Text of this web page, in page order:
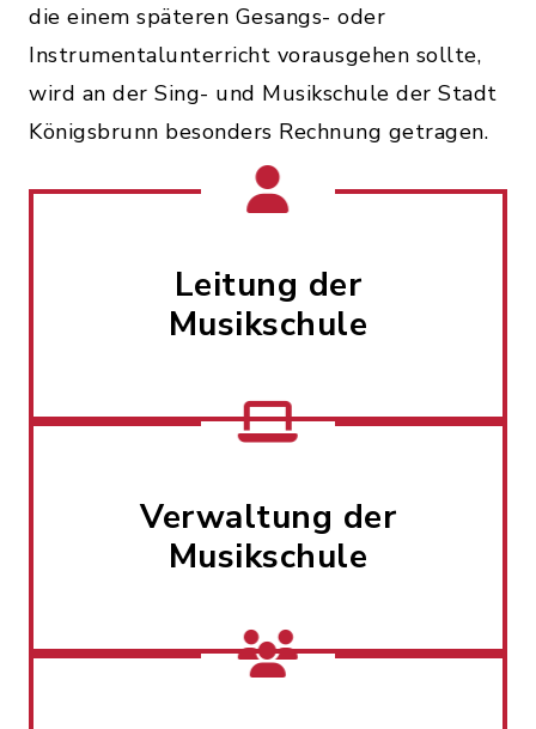
die einem späteren Gesangs- oder
Instrumentalunterricht vorausgehen sollte,
wird an der Sing- und Musikschule der Stadt
Königsbrunn besonders Rechnung getragen.
Leitung der
Musikschule
Verwaltung der
Musikschule